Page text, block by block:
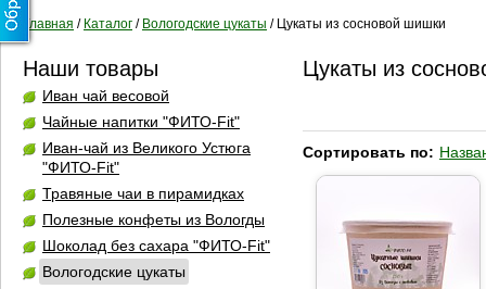
Главная / Каталог / Вологодские цукаты / Цукаты из сосновой шишки
Наши товары
Иван чай весовой
Чайные напитки "ФИТО-Fit"
Иван-чай из Великого Устюга
"ФИТО-Fit"
Травяные чаи в пирамидках
Полезные конфеты из Вологды
Шоколад без сахара "ФИТО-Fit"
Вологодские цукаты
Цукаты из
Сортировать по: